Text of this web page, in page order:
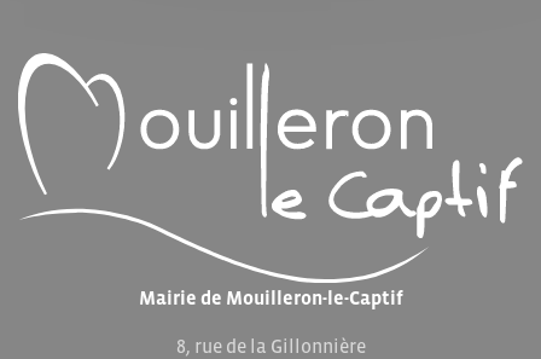
Mairie de Mouilleron-le-Captif
8, rue de la Gillonnière